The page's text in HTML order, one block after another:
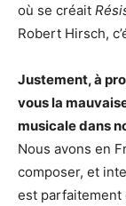
où se créait
Robert Hirsch,
Justement, à
vous la
musicale dans
Nous avons en
composer, et
est parfaitement